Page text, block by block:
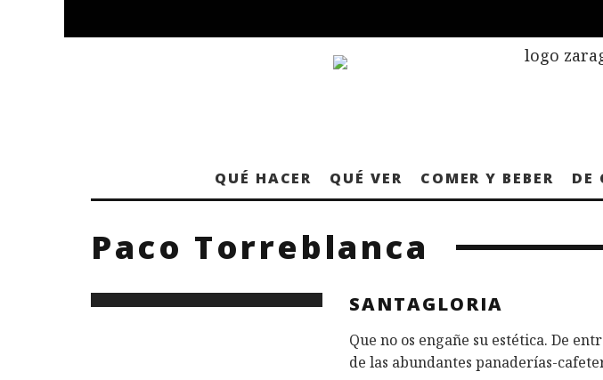
QUÉ HACER QUÉ VER COMER Y BEBER DE
Paco Torreblanca
SANTAGLORIA
Que no os engañe su estética. De
de las abundantes panaderías-